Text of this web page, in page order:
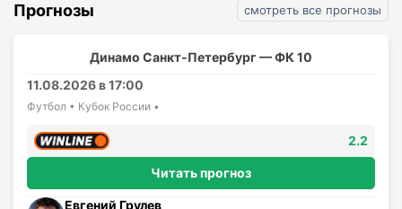
Прогнозы смотреть все прогнозы
Динамо Санкт-Петербург — ФК 10
11.08.2026 в 17:00
Футбол • Кубок России •
2.2
Читать прогноз
Евгений Грулев